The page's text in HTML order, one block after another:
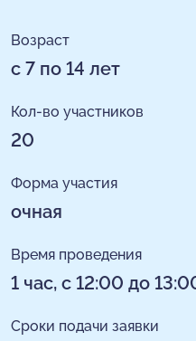
Возраст
с 7 по 14 лет
Кол-во участников
20
Форма участия
очная
Время проведения
1 час, с 12:00 до
Сроки подачи заявки